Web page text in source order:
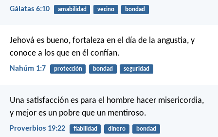
Gálatas 6:10 amabilidad vecino bondad
Jehová es bueno, fortaleza en el día de la angustia, y
conoce a los que en él confían.
Nahúm 1:7 protección bondad seguridad
Una satisfacción es para el hombre hacer misericordia,
y mejor es un pobre que un mentiroso.
Proverbios 19:22 fiabilidad dinero bondad